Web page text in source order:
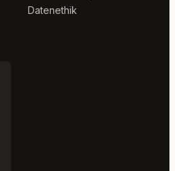
Datenethik